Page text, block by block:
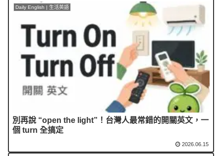
Daily English | 生活英語
別再說 “open the light”！台灣人最常錯的開關英文，一
個 turn 全搞定
2026.06.15